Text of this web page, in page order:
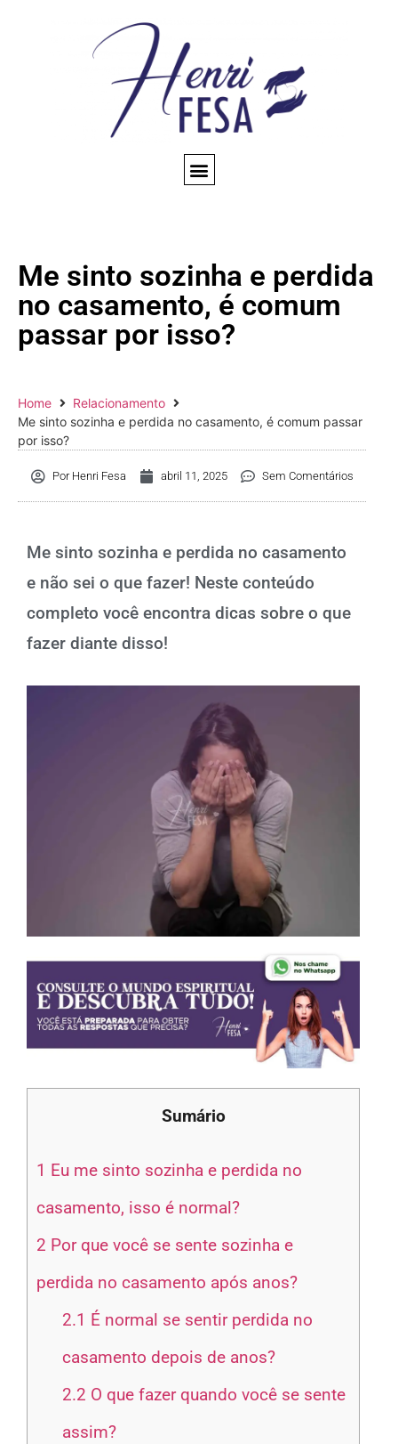
Me sinto sozinha e perdida
no casamento, é comum
passar por isso?
Home
Relacionamento
Me sinto sozinha e perdida no casamento, é comum passar
por isso?
PorHenri Fesa abril 11, 2025 Sem Comentários
Me sinto sozinha e perdida no casamento
e não sei o que fazer! Neste conteúdo
completo você encontra dicas sobre o que
fazer diante disso!
Sumário
1 Eu me sinto sozinha e perdida no
casamento, isso é normal?
2 Por que você se sente sozinha e
perdida no casamento após anos?
2.1 É normal se sentir perdida no
casamento depois de anos?
2.2 O que fazer quando você se sente
assim?